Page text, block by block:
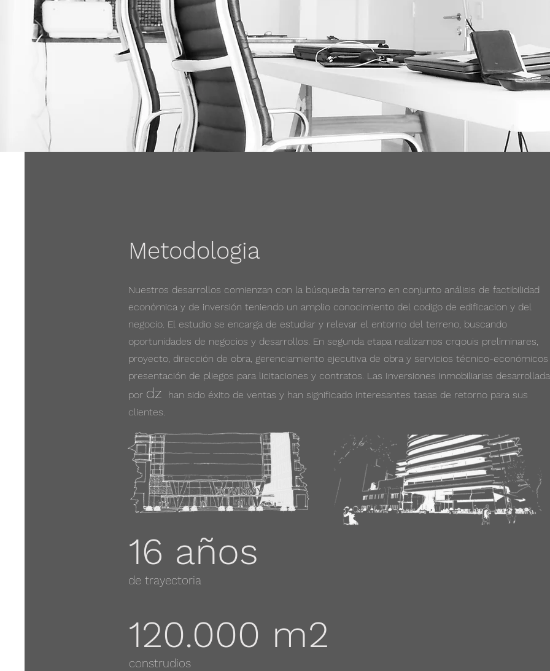
Metodologia
Nuestros desarrollos comienzan con la búsqueda terreno en conjunto análisis de factibilidad
económica y de inversión teniendo un amplio conocimiento del codigo de edificacion y del
negocio. El estudio se encarga de estudiar y relevar el entorno del terreno, buscando
oportunidades de negocios y desarrollos. En segunda etapa realizamos crqouis preliminares,
proyecto, dirección de obra, gerenciamiento ejecutiva de obra y servicios técnico-
presentación de pliegos para licitaciones y contratos. Las Inversiones inmobiliarias
por dz han sido éxito de ventas y han significado interesantes tasas de retorno para sus
clientes.
16 años
de trayectoria
120.000 m2
construdios